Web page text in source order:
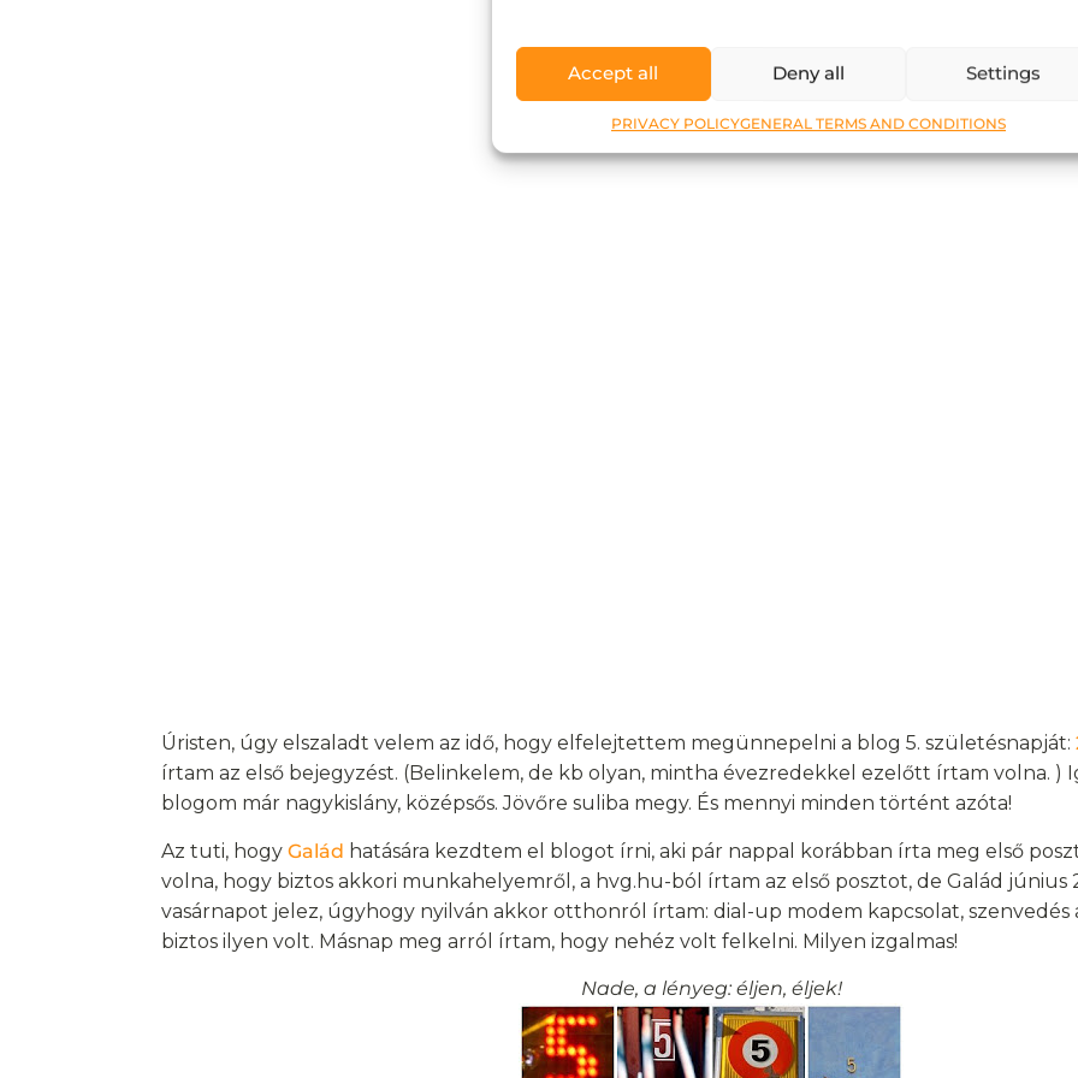
Accept all Deny all Settings
PRIVACY POLICYGENERAL TERMS AND CONDITIONS
Úristen, úgy elszaladt velem az idő, hogy elfelejtettem megünnepelni a blog 5. születésnapját:
írtam az első bejegyzést. (Belinkelem, de kb olyan, mintha évezredekkel ezelőtt írtam volna. )
blogom már nagykislány, középsős. Jövőre suliba megy. És mennyi minden történt azóta!
Az tuti, hogyGalád hatására kezdtem el blogot írni, aki pár nappal korábban írta meg első
volna, hogy biztos akkori munkahelyemről, a hvg.hu-ból írtam az első posztot, de Galád június
vasárnapot jelez, úgyhogy nyilván akkor otthonról írtam: dial-up modem kapcsolat, szenvedés
biztos ilyen volt. Másnap meg arról írtam, hogy nehéz volt felkelni. Milyen izgalmas!
Nade, a lényeg: éljen, éljek!